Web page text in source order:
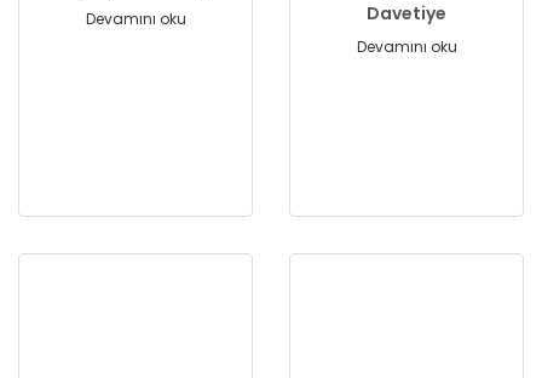
Devamını oku
Davetiye
Devamını oku